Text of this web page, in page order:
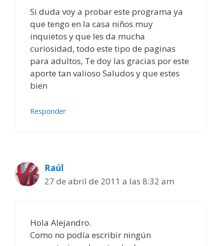
Si duda voy a probar este programa ya
que tengo en la casa niños muy
inquietos y que les da mucha
curiosidad, todo este tipo de paginas
para adultos, Te doy las gracias por este
aporte tan valioso Saludos y que estes
bien
Responder
Raúl
27 de abril de 2011 a las 8:32 am
Hola Alejandro.
Como no podía escribir ningún